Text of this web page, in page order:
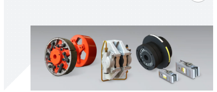
製品情報トップ
ディスクブレーキ／クランパ